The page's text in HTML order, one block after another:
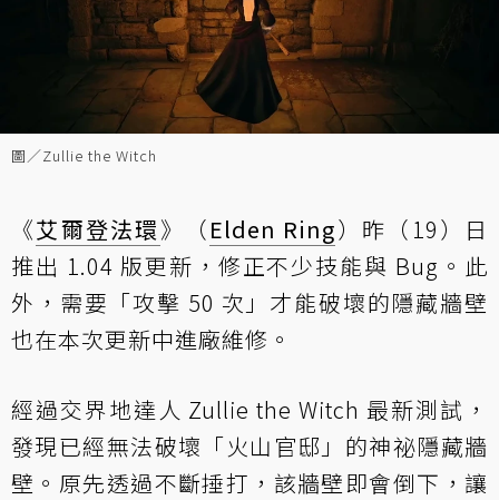
圖／Zullie the Witch
《艾爾登法環》（Elden Ring）昨（19）日
推出 1.04 版更新，修正不少技能與 Bug。此
外，需要「攻擊 50 次」才能破壞的隱藏牆壁
也在本次更新中進廠維修。
經過交界地達人 Zullie the Witch 最新測試，
發現已經無法破壞「火山官邸」的神祕隱藏牆
壁。原先透過不斷捶打，該牆壁即會倒下，讓